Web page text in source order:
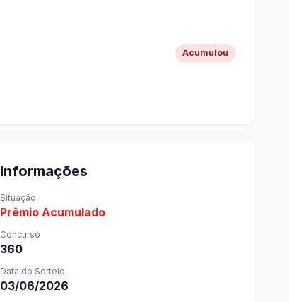
Acumulou
Informações
Situação
Prêmio Acumulado
Concurso
360
Data do Sorteio
03/06/2026